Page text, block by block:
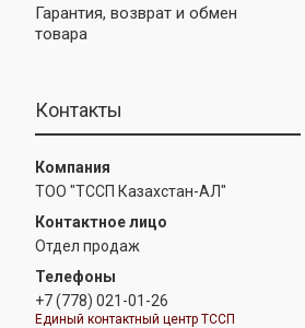
Гарантия, возврат и обмен
товара
Контакты
ТОО "ТССП Казахстан-АЛ"
Отдел продаж
+7 (778) 021-01-26
Единый контактный центр ТССП